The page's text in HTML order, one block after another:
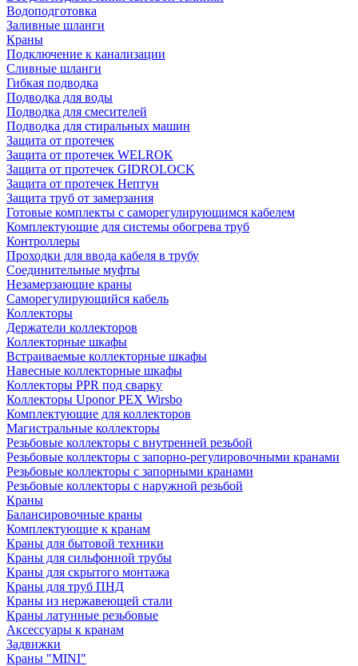
Водоподготовка
Заливные шланги
Краны
Подключение к канализации
Сливные шланги
Гибкая подводка
Подводка для воды
Подводка для смесителей
Подводка для стиральных машин
Защита от протечек
Защита от протечек WELROK
Защита от протечек GIDROLOCK
Защита от протечек Нептун
Защита труб от замерзания
Готовые комплекты с саморегулирующимся кабелем
Комплектующие для системы обогрева труб
Контроллеры
Проходки для ввода кабеля в трубу
Соединительные муфты
Незамерзающие краны
Саморегулирующийся кабель
Коллекторы
Держатели коллекторов
Коллекторные шкафы
Встраиваемые коллекторные шкафы
Навесные коллекторные шкафы
Коллекторы PPR под сварку
Коллекторы Uponor PEX Wirsbo
Комплектующие для коллекторов
Магистральные коллекторы
Резьбовые коллекторы с внутренней резьбой
Резьбовые коллекторы с запорно-регулировочными кранами
Резьбовые коллекторы с запорными кранами
Резьбовые коллекторы с наружной резьбой
Краны
Балансировочные краны
Комплектующие к кранам
Краны для бытовой техники
Краны для сильфонной трубы
Краны для скрытого монтажа
Краны для труб ПНД
Краны из нержавеющей стали
Краны латунные резьбовые
Аксессуары к кранам
Задвижки
Краны "MINI"